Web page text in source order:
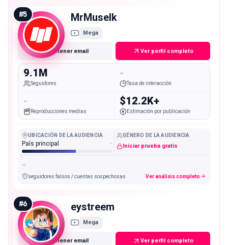
#5 MrMuselk
Mega
Obtener email Ver perfil completo
9.1M
Seguidores
-
Tasa de interacción
-
Reproducciones medias
$12.2K+
Estimación por publicación
UBICACIÓN DE LA AUDIENCIA
País principal -
GÉNERO DE LA AUDIENCIA
Iniciar prueba gratis
-
seguidores falsos / cuentas sospechosas Ver análisis completo
#6 eystreem
Mega
Obtener email Ver perfil completo